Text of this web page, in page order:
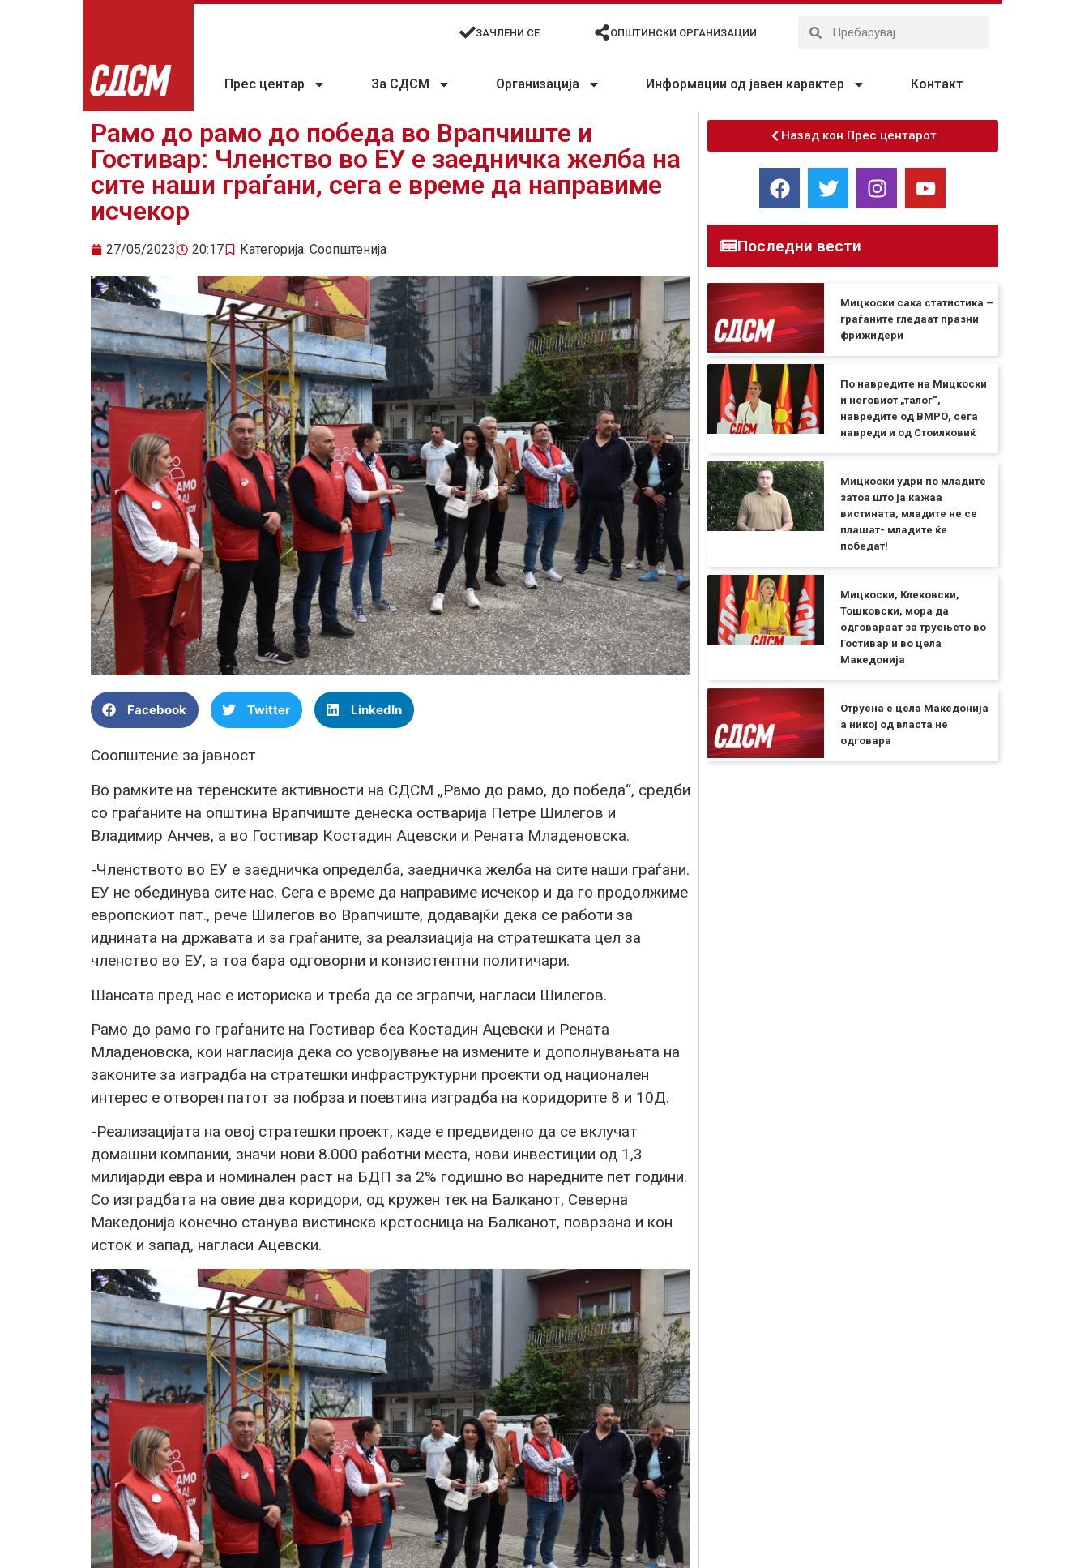
ЗАЧЛЕНИ СЕ ОПШТИНСКИ ОРГАНИЗАЦИИ
Прес центар За СДСМ Организација Информации од јавен карактер Контакт
Рамо до рамо до победа во Врапчиште и
Гостивар: Членство во ЕУ е заедничка желба на
сите наши граѓани, сега е време да направиме
исчекор
27/05/2023 20:17 Категорија: Соопштенија
Facebook Twitter LinkedIn
Соопштение за јавност
Во рамките на теренските активности на СДСМ „Рамо до рамо, до победа“, средби
со граѓаните на општина Врапчиште денеска остварија Петре Шилегов и
Владимир Анчев, а во Гостивар Костадин Ацевски и Рената Младеновска.
-Членството во ЕУ е заедничка определба, заедничка желба на сите наши граѓани.
ЕУ не обединува сите нас. Сега е време да направиме исчекор и да го продолжиме
европскиот пат., рече Шилегов во Врапчиште, додавајќи дека се работи за
иднината на државата и за граѓаните, за реалзиација на стратешката цел за
членство во ЕУ, а тоа бара одговорни и конзистентни политичари.
Шансата пред нас е историска и треба да се зграпчи, нагласи Шилегов.
Рамо до рамо го граѓаните на Гостивар беа Костадин Ацевски и Рената
Младеновска, кои нагласија дека со усвојување на измените и дополнувањата на
законите за изградба на стратешки инфраструктурни проекти од национален
интерес е отворен патот за побрза и поевтина изградба на коридорите 8 и 10Д.
-Реализацијата на овој стратешки проект, каде е предвидено да се вклучат
домашни компании, значи нови 8.000 работни места, нови инвестиции од 1,3
милијарди евра и номинален раст на БДП за 2% годишно во наредните пет години.
Со изградбата на овие два коридори, од кружен тек на Балканот, Северна
Македонија конечно станува вистинска крстосница на Балканот, поврзана и кон
исток и запад, нагласи Ацевски.
Назад кон Прес центарот
Последни вести
Мицкоски сака статистика –
граѓаните гледаат празни
фрижидери
По навредите на Мицкоски
и неговиот „талог“,
навредите од ВМРО, сега
навреди и од Стоилковиќ
Мицкоски удри по младите
затоа што ја кажаа
вистината, младите не се
плашат- младите ќе
победат!
Мицкоски, Клековски,
Тошковски, мора да
одговараат за труењето во
Гостивар и во цела
Македонија
Отруена е цела Македонија
а никој од власта не
одговара